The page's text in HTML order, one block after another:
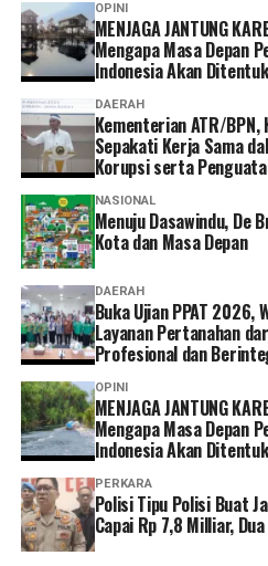
OPINI
MENJAGA JANTUNG
Mengapa Masa Depan
Indonesia Akan
DAERAH
Kementerian ATR/BPN,
Sepakati Kerja Sama
Korupsi serta
NASIONAL
Menuju Dasawindu, De
Kota dan Masa Depan
DAERAH
Buka Ujian PPAT 2026,
Layanan Pertanahan
Profesional dan
OPINI
MENJAGA JANTUNG
Mengapa Masa Depan
Indonesia Akan
PERKARA
Polisi Tipu Polisi Buat
Capai Rp 7,8 Milliar,